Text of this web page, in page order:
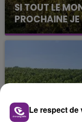
SI TOUT LE
PROCHAINE
La vendange en
août dans la
Le respect